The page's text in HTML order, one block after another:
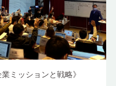
ミッションと戦略》